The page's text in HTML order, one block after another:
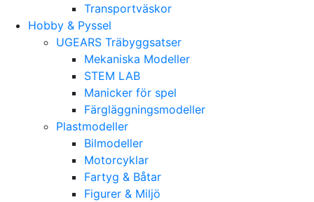
Transportväskor
Hobby & Pyssel
UGEARS Träbyggsatser
Mekaniska Modeller
STEM LAB
Manicker för spel
Färgläggningsmodeller
Plastmodeller
Bilmodeller
Motorcyklar
Fartyg & Båtar
Figurer & Miljö